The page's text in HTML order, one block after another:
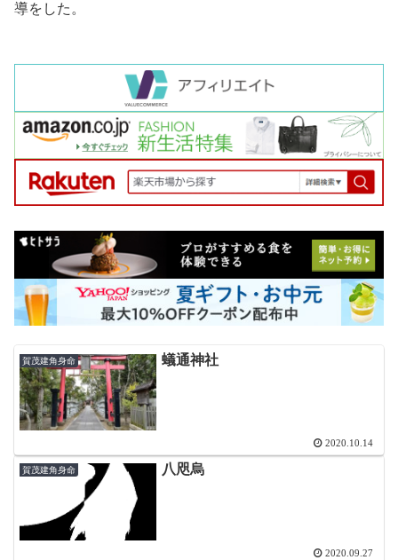
導をした。
賀茂建角身命 蟻通神社
2020.10.14
賀茂建角身命 八咫烏
2020.09.27